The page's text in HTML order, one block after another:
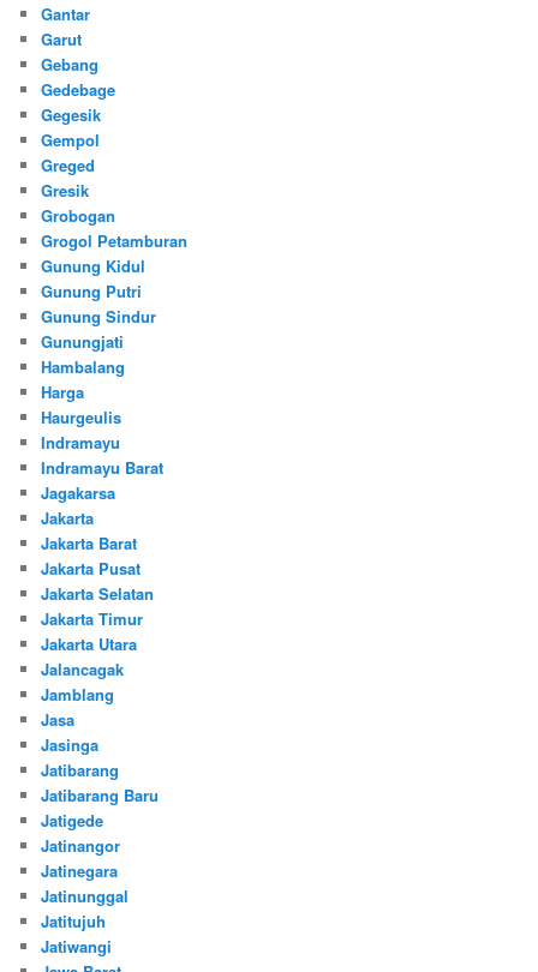
Gantar
Garut
Gebang
Gedebage
Gegesik
Gempol
Greged
Gresik
Grobogan
Grogol Petamburan
Gunung Kidul
Gunung Putri
Gunung Sindur
Gunungjati
Hambalang
Harga
Haurgeulis
Indramayu
Indramayu Barat
Jagakarsa
Jakarta
Jakarta Barat
Jakarta Pusat
Jakarta Selatan
Jakarta Timur
Jakarta Utara
Jalancagak
Jamblang
Jasa
Jasinga
Jatibarang
Jatibarang Baru
Jatigede
Jatinangor
Jatinegara
Jatinunggal
Jatitujuh
Jatiwangi